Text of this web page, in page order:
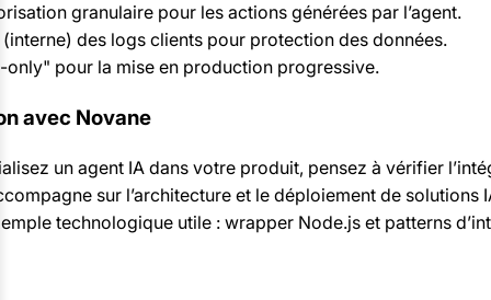
granulaire pour les actions générées par l’agent.
des logs clients pour protection des données.
pour la mise en production progressive.
avec Novane
un agent IA dans votre produit, pensez à vérifier
sur l’architecture et le déploiement de solutions
technologique utile : wrapper Node.js et patterns